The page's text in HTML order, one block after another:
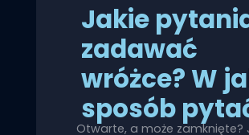
Jakie
zadawać
wróżce? W
sposób
Otwarte, a może zamknięte?